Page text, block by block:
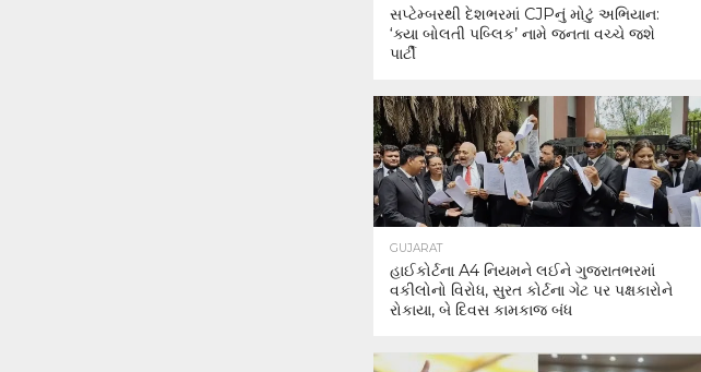
સપ્ટેમ્બરથી દેશભરમાં CJPનું મોટું અભિયાન:
‘ક્યા બોલતી પબ્લિક’ નામે જનતા વચ્ચે જશે
પાર્ટી
GUJARAT
હાઈકોર્ટના A4 નિયમને લઈને ગુજરાતભરમાં
વકીલોનો વિરોધ, સુરત કોર્ટના ગેટ પર પક્ષકારોને
રોકાયા, બે દિવસ કામકાજ બંધ